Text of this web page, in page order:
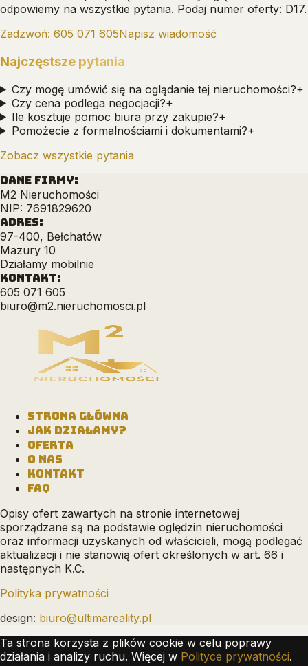
odpowiemy na wszystkie pytania. Podaj numer oferty: D17.
Zadzwoń: 605 071 605Napisz wiadomość
Najczęstsze pytania
Czy mogę umówić się na oglądanie tej nieruchomości?+
Czy cena podlega negocjacji?+
Ile kosztuje pomoc biura przy zakupie?+
Pomożecie z formalnościami i dokumentami?+
Zobacz wszystkie pytania
DANE FIRMY:
M2 Nieruchomości
NIP: 7691829620
ADRES:
97-400, Bełchatów
Mazury 10
Działamy mobilnie
KONTAKT:
605 071 605
biuro@m2.nieruchomosci.pl
STRONA GŁÓWNA
JAK DZIAŁAMY?
OFERTA
O NAS
KONTAKT
FAQ
Opisy ofert zawartych na stronie internetowej
sporządzane są na podstawie oględzin nieruchomości
oraz informacji uzyskanych od właścicieli, mogą podlegać
aktualizacji i nie stanowią ofert określonych w art. 66 i
następnych K.C.
Polityka prywatności
design: biuro@ultimareality.pl
Ta strona korzysta z plików cookie w celu poprawy
działania i analizy ruchu. Więcej w Polityce prywatności.